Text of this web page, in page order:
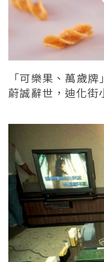
「可樂果、萬歲
蔚誠辭世，迪化街